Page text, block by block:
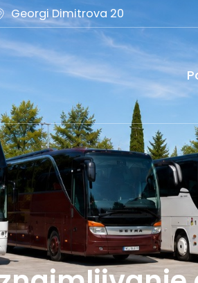
Georgi Dimitrova 20